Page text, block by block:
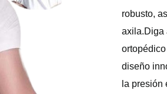
robusto,
axila.Diga
diseño
la presión